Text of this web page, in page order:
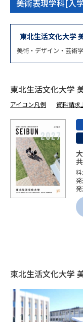
留学・進学関連、塾・予
大学入学共通テスト「受
配慮案内」の請求
幼稚園教員資格認定試験
高等学校（情報）教員資
大学で学べる内容
新増設大学・学部・学科
新学年スタート号特集ペ
（高3生用）
SELFBRAND特集ページ
美術表現学科[入
東北生活文化大学
美術・デザイン・芸術学
東北生活文化大学
アイコン凡例 資料請求
発
東北生活文化大学